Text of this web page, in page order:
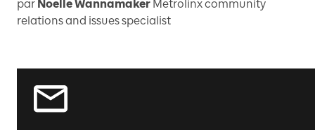
par Noelle Wannamaker Metrolinx community
relations and issues specialist